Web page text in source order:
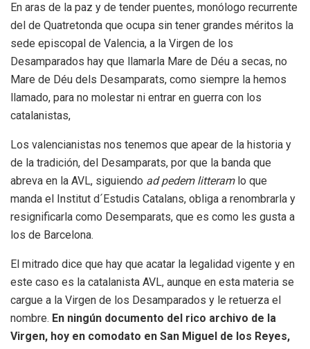
En aras de la paz y de tender puentes, monólogo recurrente
del de Quatretonda que ocupa sin tener grandes méritos la
sede episcopal de Valencia, a la Virgen de los
Desamparados hay que llamarla Mare de Déu a secas, no
Mare de Déu dels Desamparats, como siempre la hemos
llamado, para no molestar ni entrar en guerra con los
catalanistas,
Los valencianistas nos tenemos que apear de la historia y
de la tradición, del Desamparats, por que la banda que
abreva en la AVL, siguiendo ad pedem litteramlo que
manda el Institut d´Estudis Catalans, obliga a renombrarla y
resignificarla como Desemparats, que es como les gusta a
los de Barcelona.
El mitrado dice que hay que acatar la legalidad vigente y en
este caso es la catalanista AVL, aunque en esta materia se
cargue a la Virgen de los Desamparados y le retuerza el
nombre. En ningún documento del rico archivo de la
Virgen, hoy en comodato en San Miguel de los Reyes,